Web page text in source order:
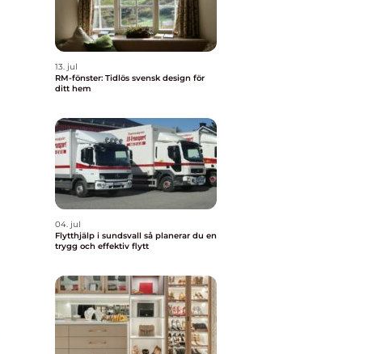
13. jul
RM-fönster: Tidlös svensk design för
ditt hem
04. jul
Flytthjälp i sundsvall så planerar du en
trygg och effektiv flytt